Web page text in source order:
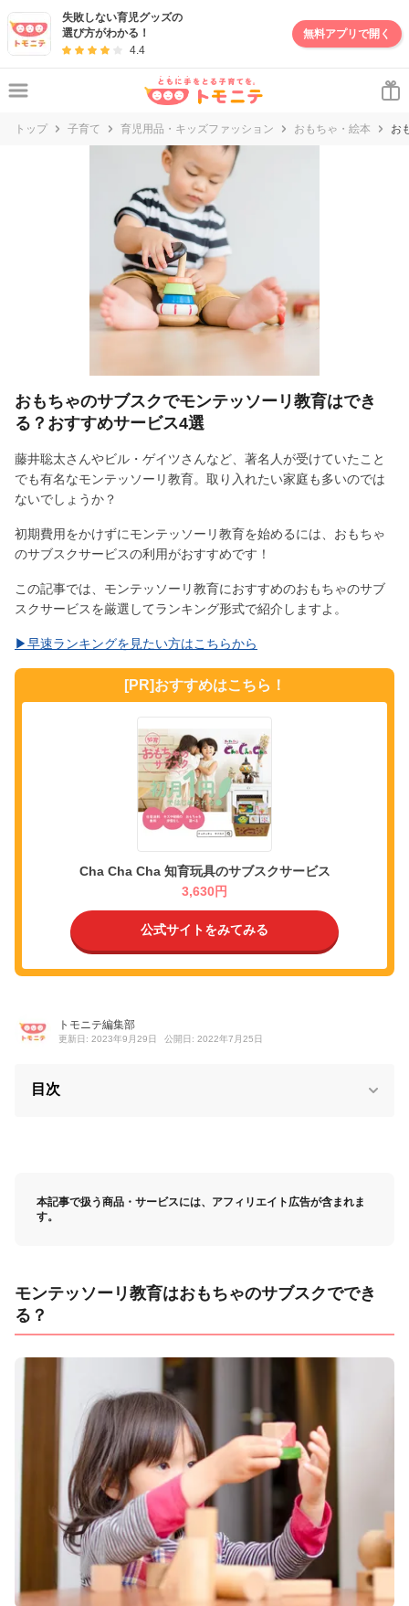
失敗しない育児グッズの
選び方がわかる！
4.4
無料アプリで開く
トップ 子育て 育児用品・キッズファッション おもちゃ・絵本 お
おもちゃのサブスクでモンテッソーリ教育はでき
る？おすすめサービス4選
藤井聡太さんやビル・ゲイツさんなど、著名人が受けていたこと
でも有名なモンテッソーリ教育。取り入れたい家庭も多いのでは
ないでしょうか？
初期費用をかけずにモンテッソーリ教育を始めるには、おもちゃ
のサブスクサービスの利用がおすすめです！
この記事では、モンテッソーリ教育におすすめのおもちゃのサブ
スクサービスを厳選してランキング形式で紹介しますよ。
▶︎早速ランキングを見たい方はこちらから
[PR]おすすめはこちら！
Cha Cha Cha 知育玩具のサブスクサービス
3,630円
公式サイトをみてみる
トモニテ編集部
更新日: 2023年9月29日 公開日: 2022年7月25日
目次
本記事で扱う商品・サービスには、アフィリエイト広告が含まれま
す。
モンテッソーリ教育はおもちゃのサブスクででき
る？